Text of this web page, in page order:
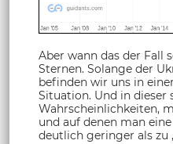
Aber wann das der Fall
Sternen. Solange der
befinden wir uns in
Situation. Und in dieser
Wahrscheinlichkeiten,
und auf denen man
deutlich geringer als zu